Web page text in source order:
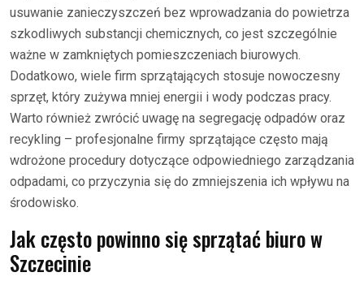
usuwanie zanieczyszczeń bez wprowadzania do powietrza
szkodliwych substancji chemicznych, co jest szczególnie
ważne w zamkniętych pomieszczeniach biurowych.
Dodatkowo, wiele firm sprzątających stosuje nowoczesny
sprzęt, który zużywa mniej energii i wody podczas pracy.
Warto również zwrócić uwagę na segregację odpadów oraz
recykling – profesjonalne firmy sprzątające często mają
wdrożone procedury dotyczące odpowiedniego zarządzania
odpadami, co przyczynia się do zmniejszenia ich wpływu na
środowisko.
Jak często powinno się sprzątać biuro w
Szczecinie